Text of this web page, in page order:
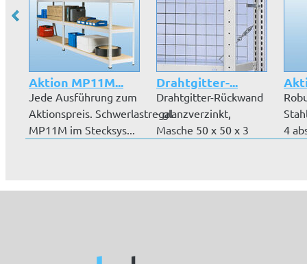
Aktion MP11M...
Jede Ausführung zum
Aktionspreis. Schwerlastregal
MP11M im Stecksys...
Drahtgitter-...
Drahtgitter-Rückwand
- glanzverzinkt,
Masche 50 x 50 x 3
4